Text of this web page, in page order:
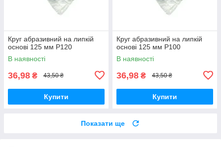
Круг абразивний на липкій
основі 125 мм Р120
В наявності
36,98 ₴ 43,50 ₴
Купити
Круг абразивний на липкій
основі 125 мм Р100
В наявності
36,98 ₴ 43,50 ₴
Купити
Показати ще